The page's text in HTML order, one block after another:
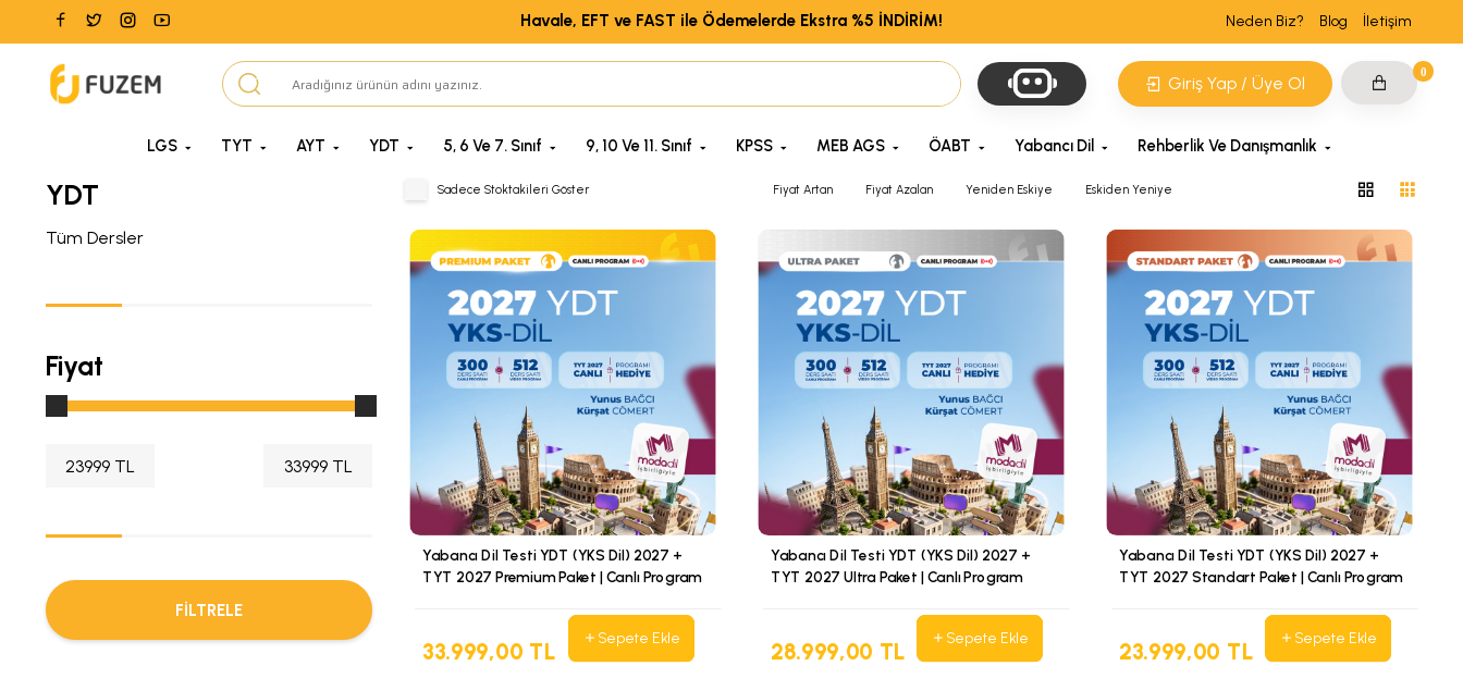
Havale, EFT ve FAST ile Ödemelerde Ekstra %5 İNDİRİM! Neden Biz? Blog İletişim
0
Giriş Yap / Üye Ol
LGS TYT AYT YDT 5, 6 Ve 7. Sınıf 9, 10 Ve 11. Sınıf KPSS MEB AGS ÖABT Yabancı Dil Rehberlik Ve Danışmanlık
YDT
Tüm Dersler
Fiyat
23999 TL 33999 TL
FILTRELE
Sadece Stoktakileri Göster Fiyat Artan Fiyat Azalan Yeniden Eskiye Eskiden Yeniye
Yabancı Dil Testi YDT (YKS Dil) 2027 +
TYT 2027 Premium Paket | Canlı Program
33.999,00 TL Sepete Ekle
Yabancı Dil Testi YDT (YKS Dil) 2027 +
TYT 2027 Ultra Paket | Canlı Program
28.999,00 TL Sepete Ekle
Yabancı Dil Testi YDT (YKS Dil) 2027 +
TYT 2027 Standart Paket | Canlı Program
23.999,00 TL Sepete Ekle